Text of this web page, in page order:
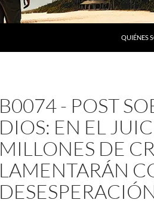
QUIÉNES
B0074 - POST
DIOS: EN EL
MILLONES DE
LAMENTARÁN